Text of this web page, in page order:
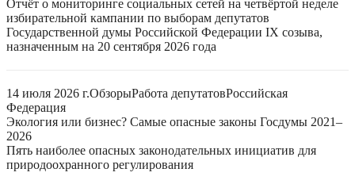
Отчёт о мониторинге социальных сетей на четвёртой неделе
избирательной кампании по выборам депутатов
Государственной думы Российской Федерации IX созыва,
назначенным на 20 сентября 2026 года
14 июля 2026 г.ОбзорыРабота депутатовРоссийская
Федерация
Экология или бизнес? Самые опасные законы Госдумы 2021–
2026
Пять наиболее опасных законодательных инициатив для
природоохранного регулирования